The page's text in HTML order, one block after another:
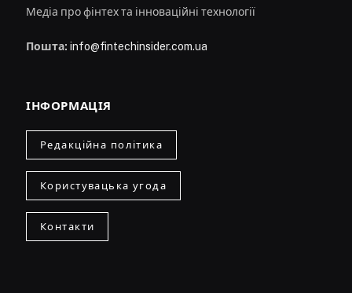
Медіа про фінтех та інноваційні технології
Пошта: info@fintechinsider.com.ua
ІНФОРМАЦІЯ
Редакційна політика
Користувацька угода
Контакти